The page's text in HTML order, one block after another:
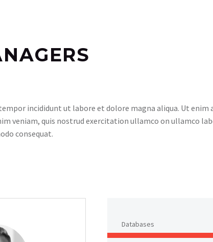
incididunt ut labore et dolore magna aliqua. Ut enim
veniam, quis nostrud exercitation ullamco on ullamco
consequat.
Databases